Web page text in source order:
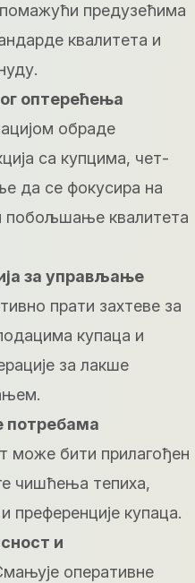
помажући предузећима
квалитета и
оптерећења
обраде
са купцима, чет-
да се фокусира на
побољшање квалитета
за управљање
прати захтеве за
купаца и
за лакше
потребама
може бити прилагођен
чишћења тепиха,
преференције купаца.
и
оперативне